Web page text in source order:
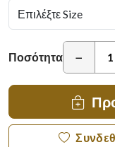
Ποσότητα −